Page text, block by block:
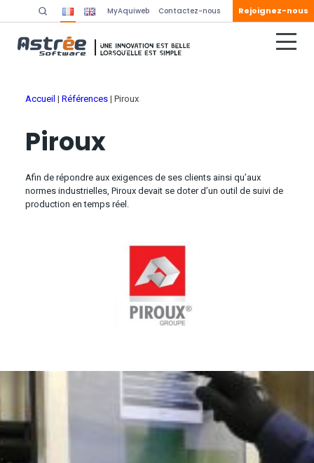
MyAquiweb Contactez-nous Rejoignez-nous
Accueil | Références| Piroux
Piroux
Afin de répondre aux exigences de ses clients ainsi qu’aux
normes industrielles, Piroux devait se doter d’un outil de suivi de
production en temps réel.